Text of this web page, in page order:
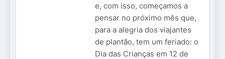
e, com isso, começamos a
pensar no próximo mês que,
para a alegria dos viajantes
de plantão, tem um feriado: o
Dia das Crianças em 12 de